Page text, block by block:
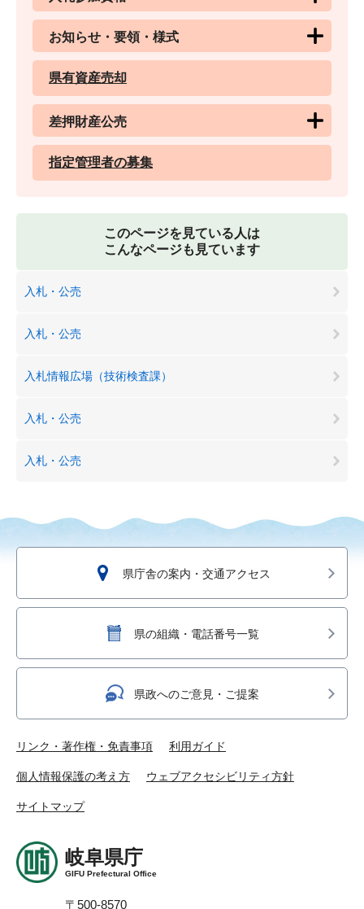
お知らせ・要領・様式
県有資産売却
差押財産公売
指定管理者の募集
このページを見ている人は
こんなページも見ています
入札・公売
入札・公売
入札情報広場（技術検査課）
入札・公売
入札・公売
県庁舎の案内・交通アクセス
県の組織・電話番号一覧
県政へのご意見・ご提案
リンク・著作権・免責事項 利用ガイド
個人情報保護の考え方 ウェブアクセシビリティ方針
サイトマップ
岐阜県庁
GIFU Prefectural Office
〒500-8570